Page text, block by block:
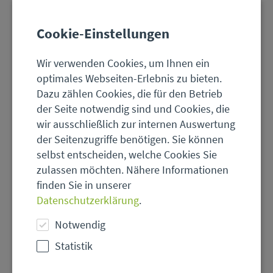
© Robert Schneider - stock.adobe.com
Beruflicher
Naturschutz
Cookie-Einstellungen
Wir verwenden Cookies, um Ihnen ein
optimales Webseiten-Erlebnis zu bieten.
Dazu zählen Cookies, die für den Betrieb
der Seite notwendig sind und Cookies, die
wir ausschließlich zur internen Auswertung
der Seitenzugriffe benötigen. Sie können
selbst entscheiden, welche Cookies Sie
zulassen möchten. Nähere Informationen
finden Sie in unserer
Datenschutzerklärung.
Notwendig
Statistik